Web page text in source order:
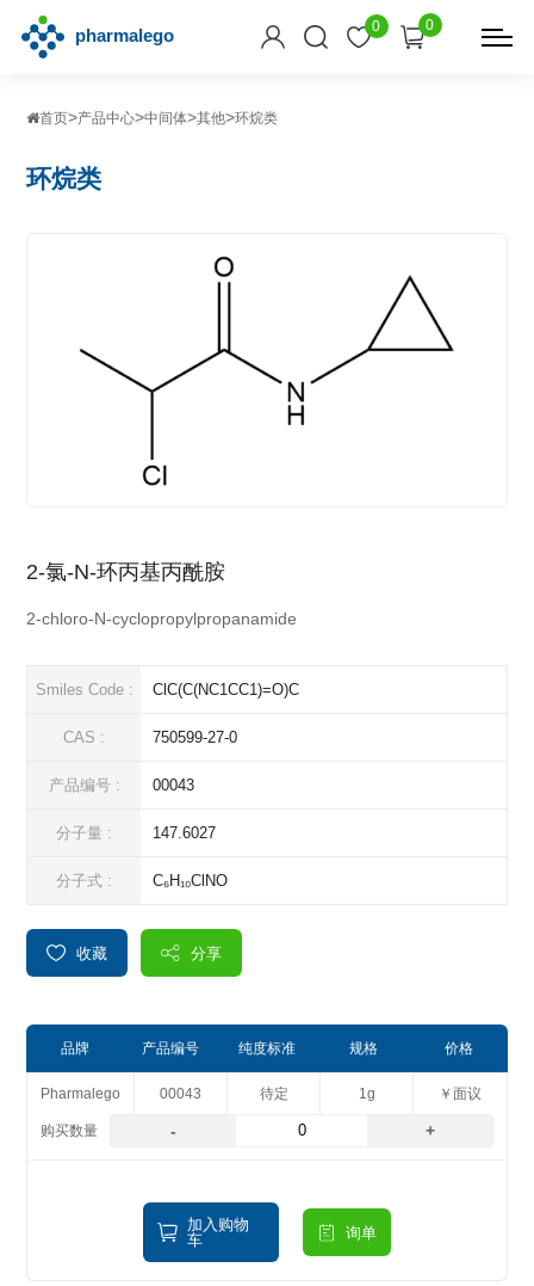
0 0
首页>产品中心>中间体>其他>环烷类
环烷类
2-氯-N-环丙基丙酰胺
2-chloro-N-cyclopropylpropanamide
Smiles Code : ClC(C(NC1CC1)=O)C
CAS : 750599-27-0
产品编号 : 00043
分子量 : 147.6027
分子式 : C₆H₁₀ClNO
收藏 分享
品牌 产品编号 纯度标准 规格 价格
Pharmalego 00043 待定 1g ￥面议
- +
加入购物
车
询单